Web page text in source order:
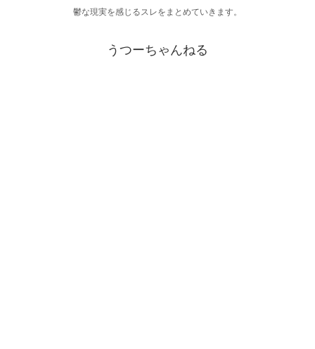
鬱な現実を感じるスレをまとめていきます。
うつーちゃんねる